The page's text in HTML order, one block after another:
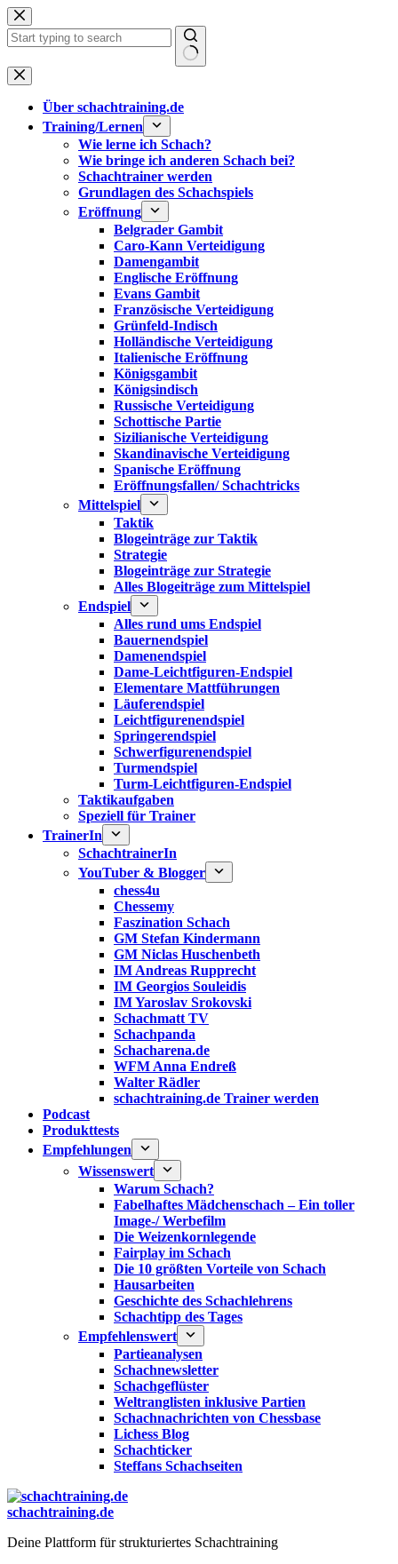
Zum
Inhalt
springen
Keine
Ergebnisse
Über schachtraining.de
Training/Lernen
Wie lerne ich Schach?
Wie bringe ich anderen Schach bei?
Schachtrainer werden
Grundlagen des Schachspiels
Eröffnung
Belgrader Gambit
Caro-Kann Verteidigung
Damengambit
Englische Eröffnung
Evans Gambit
Französische Verteidigung
Grünfeld-Indisch
Holländische Verteidigung
Italienische Eröffnung
Königsgambit
Königsindisch
Russische Verteidigung
Schottische Partie
Sizilianische Verteidigung
Skandinavische Verteidigung
Spanische Eröffnung
Eröffnungsfallen/ Schachtricks
Mittelspiel
Taktik
Blogeinträge zur Taktik
Strategie
Blogeinträge zur Strategie
Alles Blogeiträge zum Mittelspiel
Endspiel
Alles rund ums Endspiel
Bauernendspiel
Damenendspiel
Dame-Leichtfiguren-Endspiel
Elementare Mattführungen
Läuferendspiel
Leichtfigurenendspiel
Springerendspiel
Schwerfigurenendspiel
Turmendspiel
Turm-Leichtfiguren-Endspiel
Taktikaufgaben
Speziell für Trainer
TrainerIn
SchachtrainerIn
YouTuber & Blogger
chess4u
Chessemy
Faszination Schach
GM Stefan Kindermann
GM Niclas Huschenbeth
IM Andreas Rupprecht
IM Georgios Souleidis
IM Yaroslav Srokovski
Schachmatt TV
Schachpanda
Schacharena.de
WFM Anna Endreß
Walter Rädler
schachtraining.de Trainer werden
Podcast
Produkttests
Empfehlungen
Wissenswert
Warum Schach?
Fabelhaftes Mädchenschach – Ein toller
Image-/ Werbefilm
Die Weizenkornlegende
Fairplay im Schach
Die 10 größten Vorteile von Schach‎
Hausarbeiten
Geschichte des Schachlehrens
Schachtipp des Tages
Empfehlenswert
Partieanalysen
Schachnewsletter
Schachgeflüster
Weltranglisten inklusive Partien
Schachnachrichten von Chessbase
Lichess Blog
Schachticker
Steffans Schachseiten
schachtraining.de
Deine Plattform für strukturiertes Schachtraining